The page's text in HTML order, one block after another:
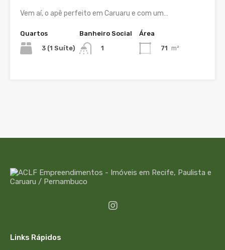
Vem aí, o apê perfeito em Caruaru e com um…
Quartos
3 (1 Suíte)
Banheiro Social
1
Área
71 m²
Links Rápidos